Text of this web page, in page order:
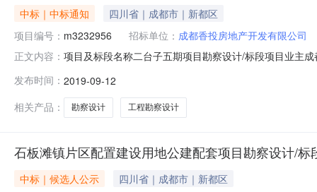
中标｜中标通知
四川省｜成都市｜新都区
项目编号： m3232956 招标单位： 成都香投房地产开发有限公司
正文内容： 项目及标段名称二台子五期项目勘察设计/标段项目业主
09月18日投标最高限价(元)勘察费（含工程测量）参照
发布时间： 2019-09-12
相关产品：
勘察设计 工程勘察设计
石板滩镇片区配置建设用地公建配套项目勘察设计/标
中标｜候选人公示
四川省｜成都市｜新都区